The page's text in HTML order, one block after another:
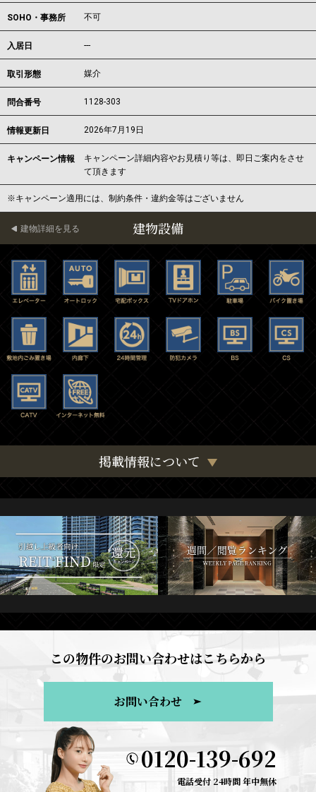
SOHO・事務所 不可
入居日 ---
取引形態 媒介
問合番号 1128-303
情報更新日 2026年7月19日
キャンペーン情報
キャンペーン詳細内容やお見積り等は、即日ご案内をさせ
て頂きます
※キャンペーン適用には、制約条件・違約金等はございません
建物設備
建物詳細を見る
掲載情報について
この物件のお問い合わせはこちらから
お問い合わせ
0120-139-692
電話受付 24時間 年中無休